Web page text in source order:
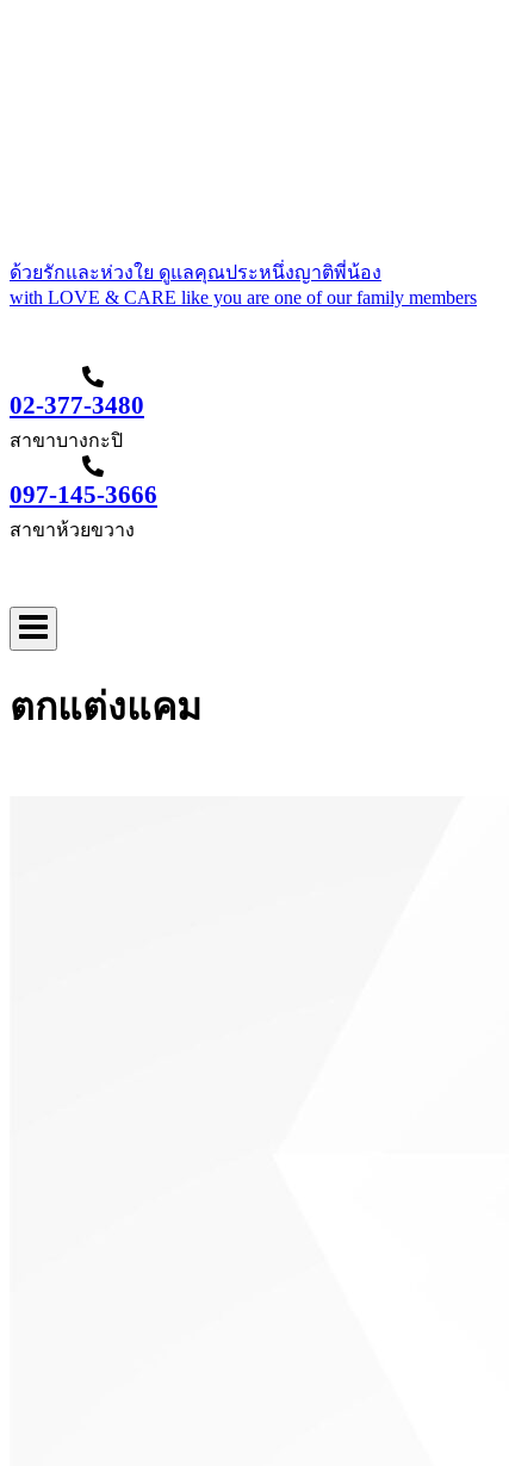
ด้วยรักและห่วงใย ดูแลคุณประหนึ่งญาติพี่น้อง
with LOVE & CARE like you are one of our family members
02-377-3480
สาขาบางกะปิ
097-145-3666
สาขาห้วยขวาง
ตกแต่งแคม